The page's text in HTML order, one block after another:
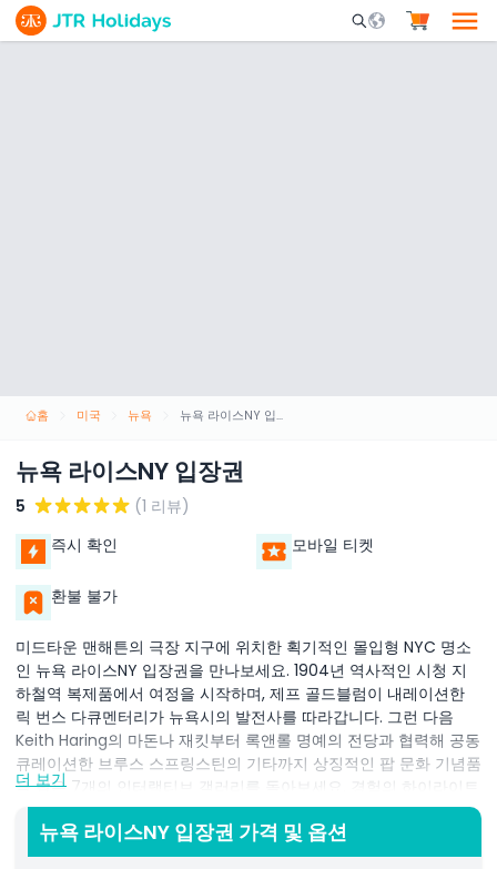
Mobile Search
홈 미국 뉴욕 뉴욕 라이스NY 입장권
뉴욕 라이스NY 입장권
5
(1 리뷰)
즉시 확인
모바일 티켓
환불 불가
미드타운 맨해튼의 극장 지구에 위치한 획기적인 몰입형 NYC 명소
인 뉴욕 라이스NY 입장권을 만나보세요. 1904년 역사적인 시청 지
하철역 복제품에서 여정을 시작하며, 제프 골드블럼이 내레이션한
릭 번스 다큐멘터리가 뉴욕시의 발전사를 따라갑니다. 그런 다음
Keith Haring의 마돈나 재킷부터 록앤롤 명예의 전당과 협력해 공동
큐레이션한 브루스 스프링스틴의 기타까지 상징적인 팝 문화 기념품
을 담은 7개의 인터랙티브 갤러리를 돌아보세요. 경험의 하이라이트
는 짜릿한 4D 비행 라이드로, 30피트 공중에 떠올라 매너해튼 스카
이라인 위를 가상으로 날며 다섯 개 구역, 사계절, 7월 4일 불꽃놀이
와 타임스 스퀘어 볼 드롭과 같은 대표 이벤트를 체험합니다. 라이스
더 보기
뉴욕 라이스NY 입장권 가격 및 옵션